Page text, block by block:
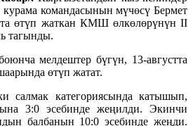
командасынын мүчөсү Бермет
өтүп жаткан КМШ өлкөлөрүнүн II
тагынды.
мелдештер бүгүн, 13-августта
өтүп жатат.
салмак категориясында катышып,
3:0 эсебинде жеңилди. Экинчи
балбанын 10:0 эсебинде жеңди.